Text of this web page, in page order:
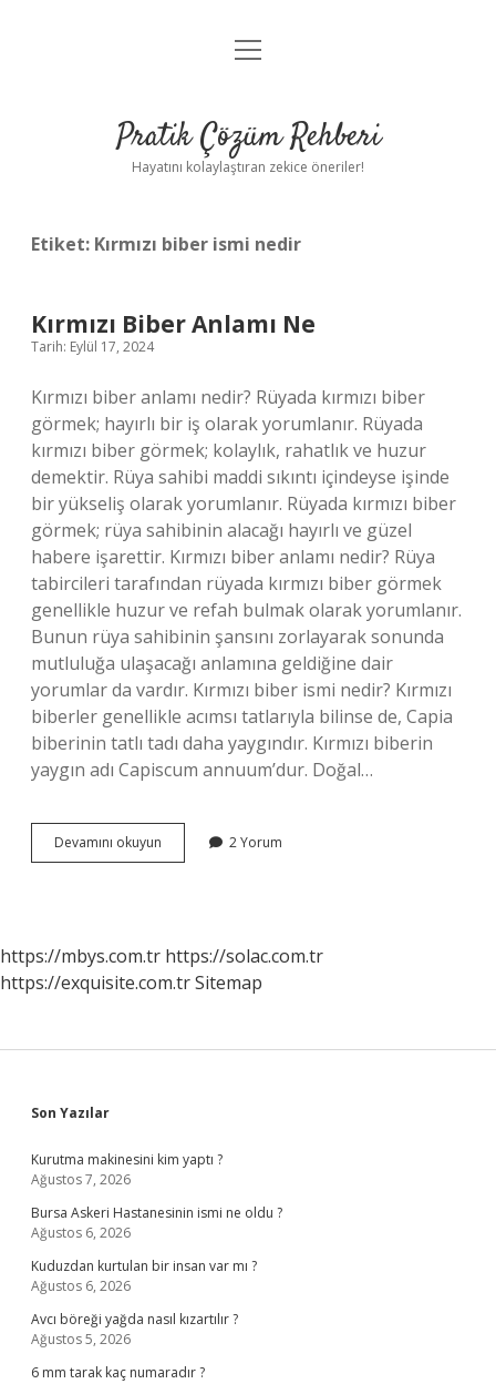
Anasayfa
Yasal Uyarı
menüyü
Pratik Çözüm Rehberi
Hayatını kolaylaştıran zekice öneriler!
Etiket: Kırmızı biber ismi nedir
Kırmızı Biber Anlamı Ne
Tarih: Eylül 17, 2024
Kırmızı biber anlamı nedir? Rüyada kırmızı biber
görmek; hayırlı bir iş olarak yorumlanır. Rüyada
kırmızı biber görmek; kolaylık, rahatlık ve huzur
demektir. Rüya sahibi maddi sıkıntı içindeyse işinde
bir yükseliş olarak yorumlanır. Rüyada kırmızı biber
görmek; rüya sahibinin alacağı hayırlı ve güzel
habere işarettir. Kırmızı biber anlamı nedir? Rüya
tabircileri tarafından rüyada kırmızı biber görmek
genellikle huzur ve refah bulmak olarak yorumlanır.
Bunun rüya sahibinin şansını zorlayarak sonunda
mutluluğa ulaşacağı anlamına geldiğine dair
yorumlar da vardır. Kırmızı biber ismi nedir? Kırmızı
biberler genellikle acımsı tatlarıyla bilinse de, Capia
biberinin tatlı tadı daha yaygındır. Kırmızı biberin
yaygın adı Capiscum annuum’dur. Doğal…
Devamını okuyun
Biber
2 Yorum
https://mbys.com.tr https://solac.com.tr
https://exquisite.com.trSitemap
Sidebar
Son Yazılar
Kurutma makinesini kim yaptı ?
Ağustos 7, 2026
Bursa Askeri Hastanesinin ismi ne oldu ?
Ağustos 6, 2026
Kuduzdan kurtulan bir insan var mı ?
Ağustos 6, 2026
Avcı böreği yağda nasıl kızartılır ?
Ağustos 5, 2026
6 mm tarak kaç numaradır ?